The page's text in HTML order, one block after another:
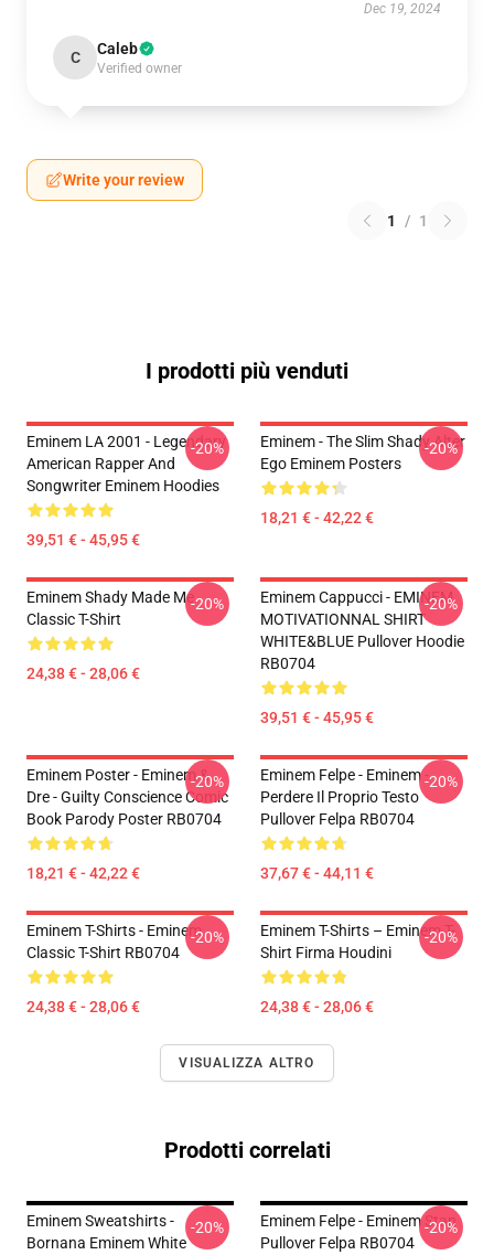
Dec 19, 2024
C Caleb
Verified owner
Write your review
1 / 1
I prodotti più venduti
Eminem LA 2001 - Legendary
American Rapper And
Songwriter Eminem Hoodies
39,51 € - 45,95 €
-20%
Eminem - The Slim Shady Alter
Ego Eminem Posters
18,21 € - 42,22 €
-20%
Eminem Shady Made Me
Classic T-Shirt
24,38 € - 28,06 €
-20%
Eminem Cappucci - EMINEM
MOTIVATIONNAL SHIRT
WHITE&BLUE Pullover Hoodie
RB0704
39,51 € - 45,95 €
-20%
Eminem Poster - Eminem &
Dre - Guilty Conscience Comic
Book Parody Poster RB0704
18,21 € - 42,22 €
-20%
Eminem Felpe - Eminem -
Perdere Il Proprio Testo
Pullover Felpa RB0704
37,67 € - 44,11 €
-20%
Eminem T-Shirts - Eminem
Classic T-Shirt RB0704
24,38 € - 28,06 €
-20%
Eminem T-Shirts – Eminem T-
Shirt Firma Houdini
24,38 € - 28,06 €
-20%
VISUALIZZA ALTRO
Prodotti correlati
Eminem Sweatshirts -
Bornana Eminem White
-20%
Eminem Felpe - Eminem Stan
Pullover Felpa RB0704
-20%